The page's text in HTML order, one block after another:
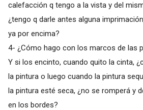
calefacción q tengo a la vista y del
¿tengo q darle antes alguna
ya por encima?
4- ¿Cómo hago con los marcos de las
Y si los encinto, cuando quito la cinta,
la pintura o luego cuando la pintura
la pintura esté seca, ¿no se romperá y
en los bordes?